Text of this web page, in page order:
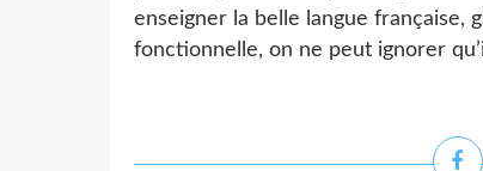
enseigner la belle langue française,
fonctionnelle, on ne peut ignorer